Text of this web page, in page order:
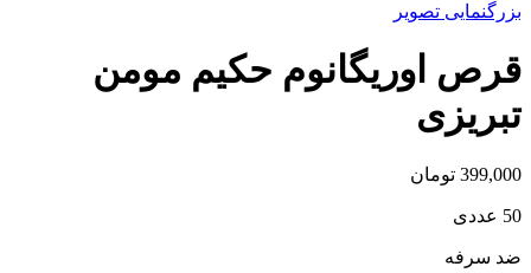
بزرگنمایی تصویر
قرص اوریگانوم حکیم مومن
تبریزی
399,000 تومان
50 عددی
ضد سرفه